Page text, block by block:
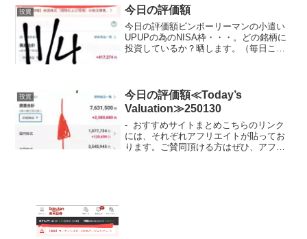
しくお願い致します。投資初心者でビン
ボ...
投資 今日の評価額
今日の評価額ビンボーリーマンの小遣い
UPUPの為のNISA枠・・・。どの銘柄に
投資しているか？晒します。（毎日ここ
す。これ以外にも...
投資
今日の評価額≪Today’s
Valuation≫250130
- おすすめサイトまとめこちらのリンク
には、それぞれアフリエイトが貼ってお
ります。ご賛同頂ける方はぜひ、アフリ